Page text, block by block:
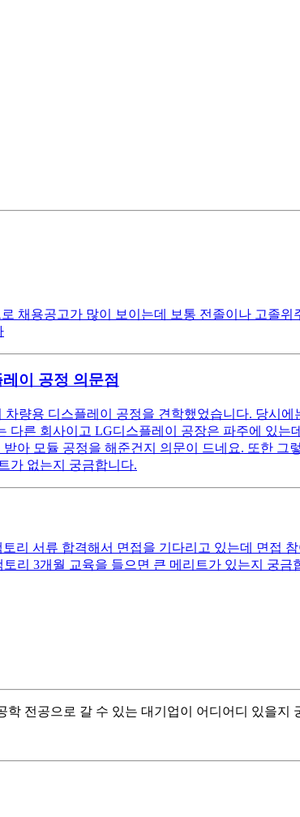
채용공고가 많이 보이는데 보통 전졸이나 고졸
이 공정 의문점
량용 디스플레이 공정을 견학했었습니다. 당시
다른 회사이고 LG디스플레이 공장은 파주에 있
아 모듈 공정을 해준건지 의문이 드네요. 또한
가 없는지 궁금합니다.
리 서류 합격해서 면접을 기다리고 있는데 면접
리 3개월 교육을 들으면 큰 메리트가 있는지 궁
전공으로 갈 수 있는 대기업이 어디어디 있을